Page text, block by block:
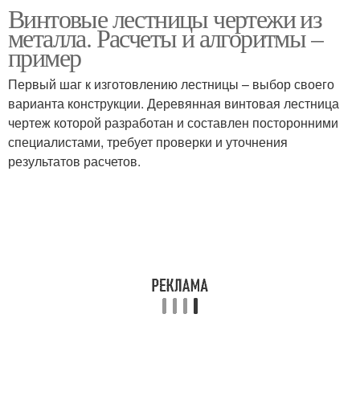
конструкции
Поворотная лестница
Лестница из металла
Винтовые лестницы чертежи из
металла. Расчеты и алгоритмы –
пример
Первый шаг к изготовлению лестницы – выбор своего
варианта конструкции. Деревянная винтовая лестница
чертеж которой разработан и составлен посторонними
специалистами, требует проверки и уточнения
результатов расчетов.